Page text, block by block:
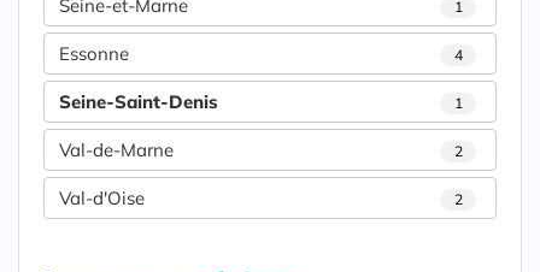
Seine-et-Marne 1
Essonne 4
Seine-Saint-Denis 1
Val-de-Marne 2
Val-d'Oise 2